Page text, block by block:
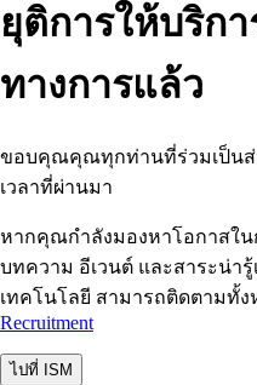
ยุติการให้บริกา
ทางการแล้ว
ขอบคุณคุณทุกท่านที่ร่วมเป็นส่
เวลาที่ผ่านมา
หากคุณกำลังมองหาโอกาสใ
บทความ อีเวนต์ และสาระน่า
เทคโนโลยี สามารถติดตามทั้
Recruitment
ไปที่ ISM